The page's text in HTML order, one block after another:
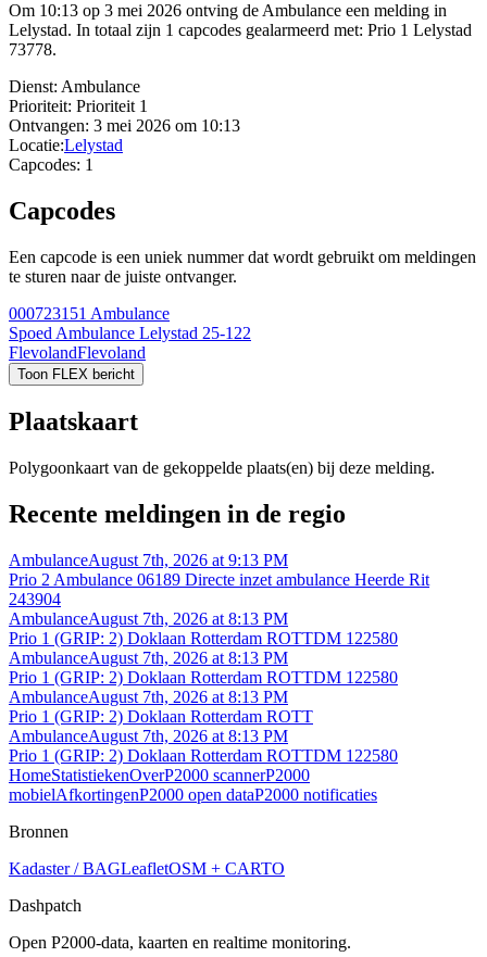
Om 10:13 op 3 mei 2026 ontving de Ambulance een melding in
Lelystad. In totaal zijn 1 capcodes gealarmeerd met: Prio 1 Lelystad
73778.
Dienst: Ambulance
Prioriteit: Prioriteit 1
Ontvangen: 3 mei 2026 om 10:13
Locatie:Lelystad
Capcodes: 1
Capcodes
Een capcode is een uniek nummer dat wordt gebruikt om meldingen
te sturen naar de juiste ontvanger.
000723151 Ambulance
Spoed Ambulance Lelystad 25-122
FlevolandFlevoland
Toon FLEX bericht
Plaatskaart
Polygoonkaart van de gekoppelde plaats(en) bij deze melding.
Recente meldingen in de regio
AmbulanceAugust 7th, 2026 at 9:13 PM
Prio 2 Ambulance 06189 Directe inzet ambulance Heerde Rit
243904
AmbulanceAugust 7th, 2026 at 8:13 PM
Prio 1 (GRIP: 2) Doklaan Rotterdam ROTTDM 122580
AmbulanceAugust 7th, 2026 at 8:13 PM
Prio 1 (GRIP: 2) Doklaan Rotterdam ROTTDM 122580
AmbulanceAugust 7th, 2026 at 8:13 PM
Prio 1 (GRIP: 2) Doklaan Rotterdam ROTT
AmbulanceAugust 7th, 2026 at 8:13 PM
Prio 1 (GRIP: 2) Doklaan Rotterdam ROTTDM 122580
HomeStatistiekenOverP2000 scannerP2000
mobielAfkortingenP2000 open dataP2000 notificaties
Bronnen
Kadaster / BAGLeafletOSM + CARTO
Dashpatch
Open P2000-data, kaarten en realtime monitoring.